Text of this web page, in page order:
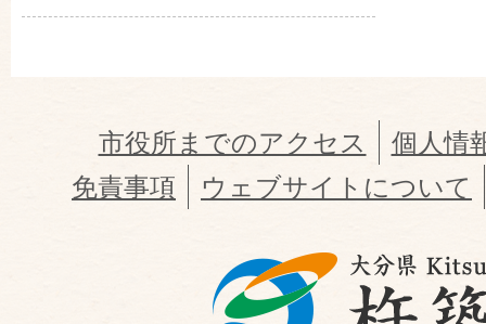
市役所までのアクセス
個人情
免責事項
ウェブサイトについて